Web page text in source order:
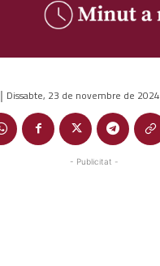
| Dissabte, 23 de novembre de 2024
- Publicitat -